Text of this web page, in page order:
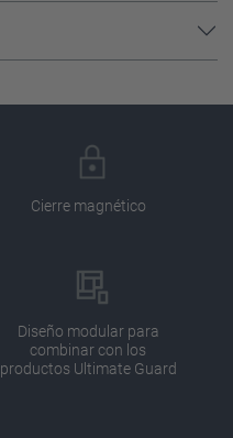
Cierre magnético
Diseño modular para
combinar con los
productos Ultimate Guard